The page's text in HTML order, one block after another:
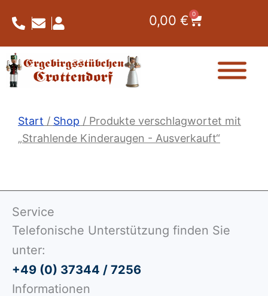
Inhalt
springen
0,00 € 0
Warenkorb
Start / Shop / Produkte verschlagwortet mit
„Strahlende Kinderaugen - Ausverkauft“
Service
Telefonische Unterstützung finden Sie
unter:
+49 (0) 37344 / 7256
Informationen